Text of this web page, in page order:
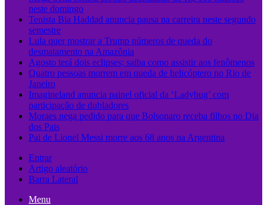
neste domingo
Tenista Bia Haddad anuncia pausa na carreira neste segundo
semestre
Lula quer mostrar a Trump números de queda do
desmatamento na Amazônia
Agosto terá dois eclipses; saiba como assistir aos fenômenos
Quatro pessoas morrem em queda de helicóptero no Rio de
Janeiro
Imagineland anuncia painel oficial da ‘Ladybug’ com
participação de dubladores
Moraes nega pedido para que Bolsonaro receba filhos no Dia
dos Pais
Pai de Lionel Messi morre aos 68 anos na Argentina
Entrar
Artigo aleatório
Barra Lateral
Menu